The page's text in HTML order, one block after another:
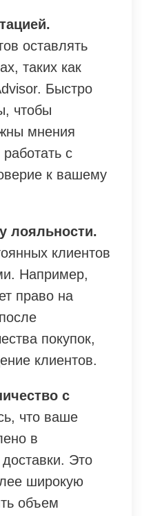
оставлять
таких как
Быстро
чтобы
мнения
с
к вашему
лояльности.
клиентов
Например,
право на
покупок,
клиентов.
с
что ваше
в
Это
широкую
объем